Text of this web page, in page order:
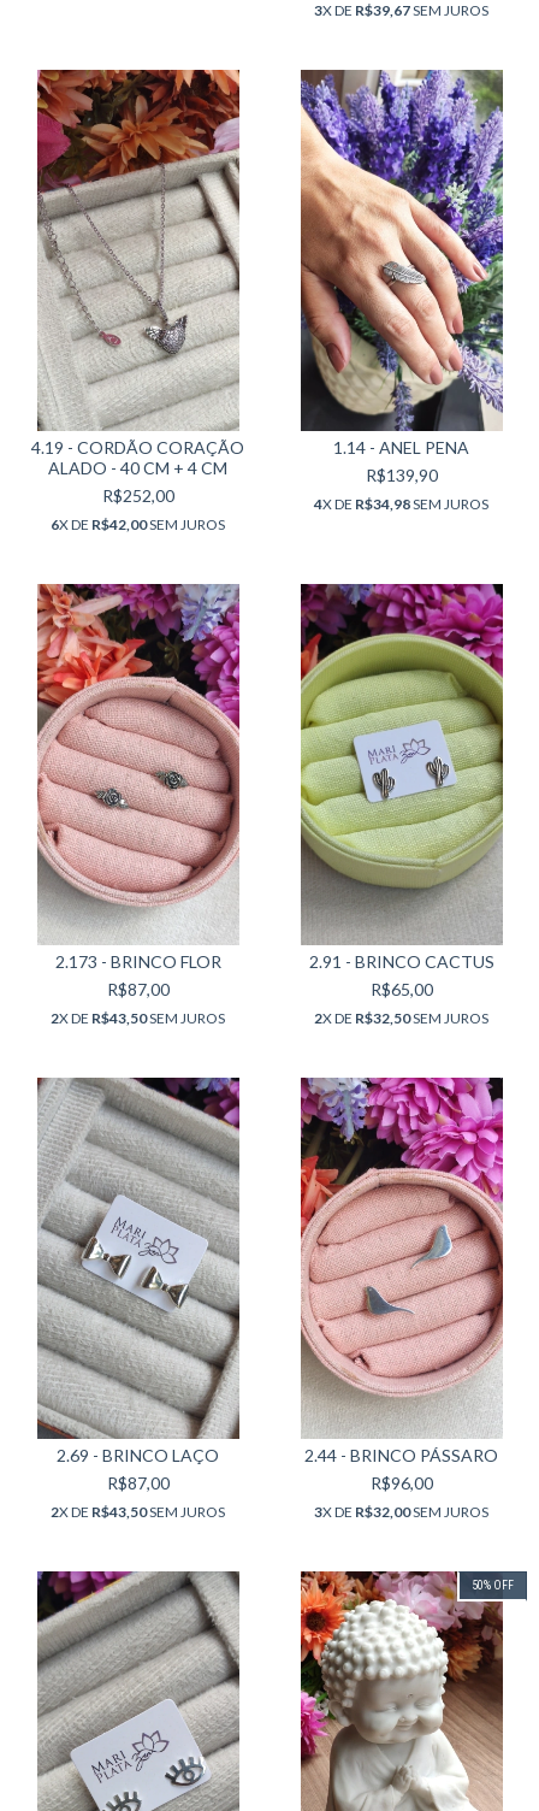
3X DE R$39,67SEM JUROS
4.19 - CORDÃO CORAÇÃO
ALADO - 40 CM + 4 CM
R$252,00
6X DE R$42,00SEM JUROS
1.14 - ANEL PENA
R$139,90
4X DE R$34,98SEM JUROS
2.173 - BRINCO FLOR
R$87,00
2X DE R$43,50SEM JUROS
2.91 - BRINCO CACTUS
R$65,00
2X DE R$32,50SEM JUROS
2.69 - BRINCO LAÇO
R$87,00
2X DE R$43,50SEM JUROS
2.44 - BRINCO PÁSSARO
R$96,00
3X DE R$32,00SEM JUROS
50% OFF